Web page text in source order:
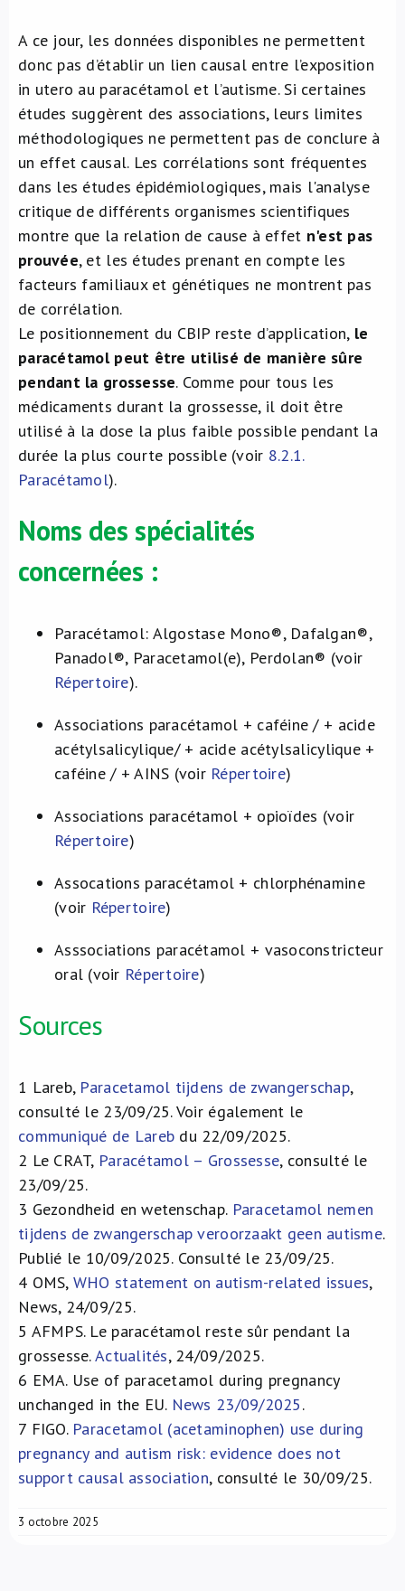
A ce jour, les données disponibles ne permettent
donc pas d’établir un lien causal entre l’exposition
in utero au paracétamol et l’autisme. Si certaines
études suggèrent des associations, leurs limites
méthodologiques ne permettent pas de conclure à
un effet causal. Les corrélations sont fréquentes
dans les études épidémiologiques, mais l'analyse
critique de différents organismes scientifiques
montre que la relation de cause à effet n'est pas
prouvée, et les études prenant en compte les
facteurs familiaux et génétiques ne montrent pas
de corrélation.
Le positionnement du CBIP reste d’application, le
paracétamol peut être utilisé de manière sûre
pendant la grossesse. Comme pour tous les
médicaments durant la grossesse, il doit être
utilisé à la dose la plus faible possible pendant la
durée la plus courte possible (voir 8.2.1.
Paracétamol).
Noms des spécialités
concernées :
Paracétamol: Algostase Mono®, Dafalgan®,
Panadol®, Paracetamol(e), Perdolan® (voir
Répertoire).
Associations paracétamol + caféine / + acide
acétylsalicylique/ + acide acétylsalicylique +
caféine / + AINS (voir Répertoire)
Associations paracétamol + opioïdes (voir
Répertoire)
Assocations paracétamol + chlorphénamine
(voir Répertoire)
Asssociations paracétamol + vasoconstricteur
oral (voir Répertoire)
Sources
1 Lareb, Paracetamol tijdens de zwangerschap,
consulté le 23/09/25. Voir également le
communiqué de Lareb du 22/09/2025.
2 Le CRAT, Paracétamol – Grossesse, consulté le
23/09/25.
3 Gezondheid en wetenschap. Paracetamol nemen
tijdens de zwangerschap veroorzaakt geen autisme.
Publié le 10/09/2025. Consulté le 23/09/25.
4 OMS, WHO statement on autism-related issues,
News, 24/09/25.
5 AFMPS. Le paracétamol reste sûr pendant la
grossesse.Actualités, 24/09/2025.
6 EMA. Use of paracetamol during pregnancy
unchanged in the EU. News 23/09/2025.
7 FIGO. Paracetamol (acetaminophen) use during
pregnancy and autism risk: evidence does not
support causal association, consulté le 30/09/25.
3 octobre 2025